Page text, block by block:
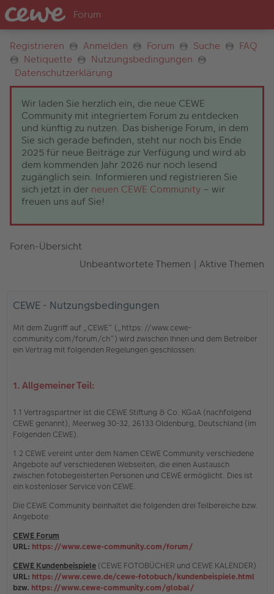
Registrieren Anmelden Forum Suche
FAQ
Netiquette
Nutzungsbedingungen
Datenschutzerklärung
Wir laden Sie herzlich ein, die neue CEWE
Community mit integriertem Forum zu entdecken
und künftig zu nutzen. Das bisherige Forum, in dem
Sie sich gerade befinden, steht nur noch bis Ende
2025 für neue Beiträge zur Verfügung und wird ab
dem kommenden Jahr 2026 nur noch lesend
zugänglich sein. Informieren und registrieren Sie
sich jetzt in der neuen CEWE Community – wir
freuen uns auf Sie!
Foren-Übersicht
Unbeantwortete Themen | Aktive Themen
CEWE - Nutzungsbedingungen
Mit dem Zugriff auf „CEWE“ („https://www.cewe-
community.com/forum/ch“) wird zwischen Ihnen und dem Betreiber
ein Vertrag mit folgenden Regelungen geschlossen:
1. Allgemeiner Teil:
1.1 Vertragspartner ist die CEWE Stiftung & Co. KGaA (nachfolgend
CEWE genannt), Meerweg 30-32, 26133 Oldenburg, Deutschland (im
Folgenden CEWE).
1.2 CEWE vereint unter dem Namen CEWE Community verschiedene
Angebote auf verschiedenen Webseiten, die einen Austausch
zwischen fotobegeisterten Personen und CEWE ermöglicht. Dies ist
ein kostenloser Service von CEWE.
Die CEWE Community beinhaltet die folgenden drei Teilbereiche bzw.
Angebote:
CEWE Forum
URL: https://www.cewe-community.com/forum/
CEWE Kundenbeispiele (CEWE FOTOBÜCHER und CEWE KALENDER)
URL: https://www.cewe.de/cewe-fotobuch/kundenbeispiele.html
bzw. https://www.cewe-community.com/global/